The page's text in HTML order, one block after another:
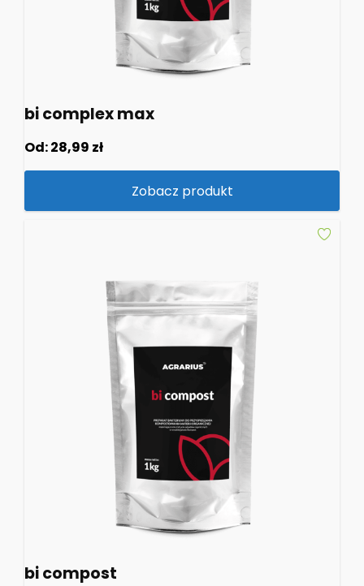
bi complex max
Od:28,99 zł
Zobacz produkt
bi compost